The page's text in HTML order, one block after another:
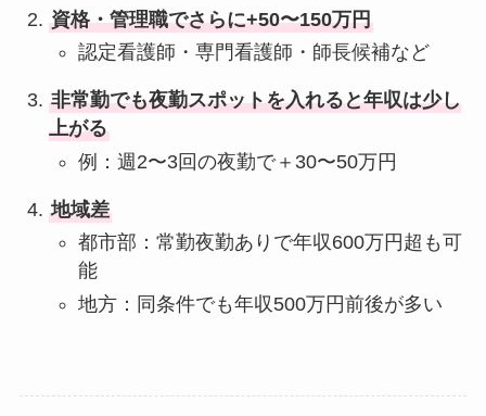
資格・管理職でさらに+50〜150万円
認定看護師・専門看護師・師長候補など
非常勤でも夜勤スポットを入れると年収は少し
上がる
例：週2〜3回の夜勤で＋30〜50万円
地域差
都市部：常勤夜勤ありで年収600万円超も可
能
地方：同条件でも年収500万円前後が多い